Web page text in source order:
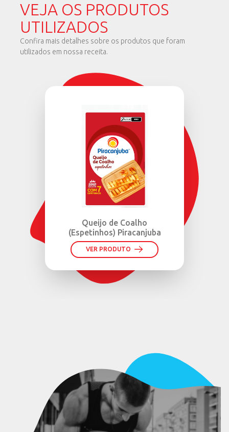
VEJA OS PRODUTOS
UTILIZADOS
Confira mais detalhes sobre os produtos que foram
utilizados em nossa receita.
Queijo de Coalho
(Espetinhos) Piracanjuba
VER PRODUTO